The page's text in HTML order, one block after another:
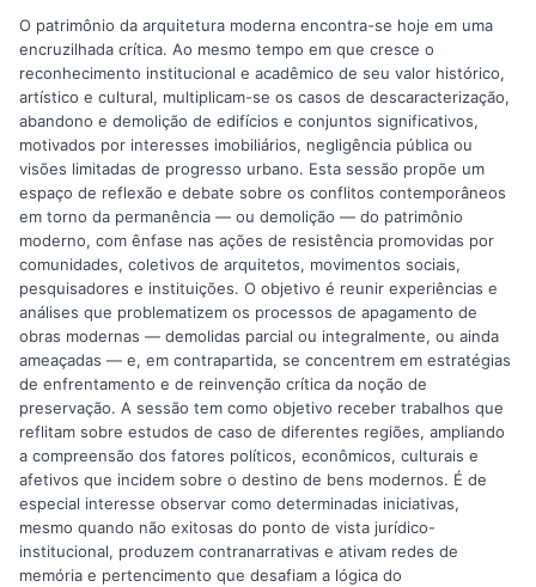
O patrimônio da arquitetura moderna encontra-se hoje em uma
encruzilhada crítica. Ao mesmo tempo em que cresce o
reconhecimento institucional e acadêmico de seu valor histórico,
artístico e cultural, multiplicam-se os casos de descaracterização,
abandono e demolição de edifícios e conjuntos significativos,
motivados por interesses imobiliários, negligência pública ou
visões limitadas de progresso urbano. Esta sessão propõe um
espaço de reflexão e debate sobre os conflitos contemporâneos
em torno da permanência — ou demolição — do patrimônio
moderno, com ênfase nas ações de resistência promovidas por
comunidades, coletivos de arquitetos, movimentos sociais,
pesquisadores e instituições. O objetivo é reunir experiências e
análises que problematizem os processos de apagamento de
obras modernas — demolidas parcial ou integralmente, ou ainda
ameaçadas — e, em contrapartida, se concentrem em estratégias
de enfrentamento e de reinvenção crítica da noção de
preservação. A sessão tem como objetivo receber trabalhos que
reflitam sobre estudos de caso de diferentes regiões, ampliando
a compreensão dos fatores políticos, econômicos, culturais e
afetivos que incidem sobre o destino de bens modernos. É de
especial interesse observar como determinadas iniciativas,
mesmo quando não exitosas do ponto de vista jurídico-
institucional, produzem contranarrativas e ativam redes de
memória e pertencimento que desafiam a lógica do